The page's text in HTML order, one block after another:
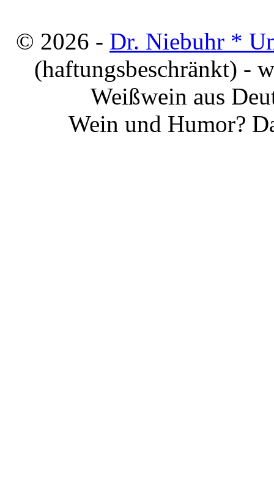
© 2026 - Dr. Niebuhr *
(haftungsbeschränkt) -
Weißwein aus
Wein und Humor?